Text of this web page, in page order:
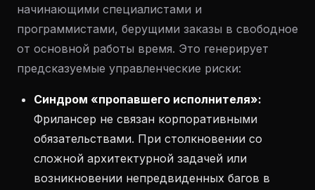
начинающими специалистами и
программистами, берущими заказы в свободное
от основной работы время. Это генерирует
предсказуемые управленческие риски:
Синдром «пропавшего исполнителя»:
Фрилансер не связан корпоративными
обязательствами. При столкновении со
сложной архитектурной задачей или
возникновении непредвиденных багов в